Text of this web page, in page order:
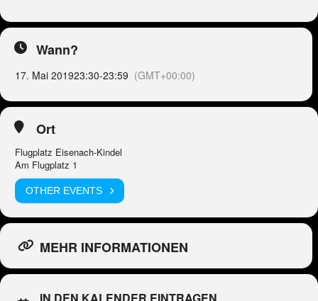
Wann?
17. Mai 201923:30-23:59 (GMT+00:00)
Ort
Flugplatz Eisenach-Kindel
Am Flugplatz 1
OTHER EVENTS
MEHR INFORMATIONEN
IN DEN KALENDER EINTRAGEN